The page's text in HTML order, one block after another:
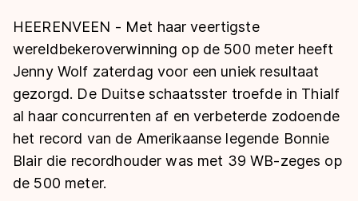
Langebaan
Shorttrack
Inlineskaten
Kunstschaatsen
Schoonrijden
Natuurijs
Uitslagen
Langebaan
Shorttrack
Marathon
Inlineskaten
Kunstschaatsen
Tijden & historie
Ranglijsten Langebaan
Persoonlijke records & tijden
Historie & statistiek
De weg op
Inschrijven wedstrijden
Schaatsfans
HEERENVEEN - Met haar veertigste
wereldbekeroverwinning op de 500 meter heeft
Jenny Wolf zaterdag voor een uniek resultaat
gezorgd. De Duitse schaatsster troefde in Thialf
al haar concurrenten af en verbeterde zodoende
het record van de Amerikaanse legende Bonnie
Blair die recordhouder was met 39 WB-zeges op
de 500 meter.